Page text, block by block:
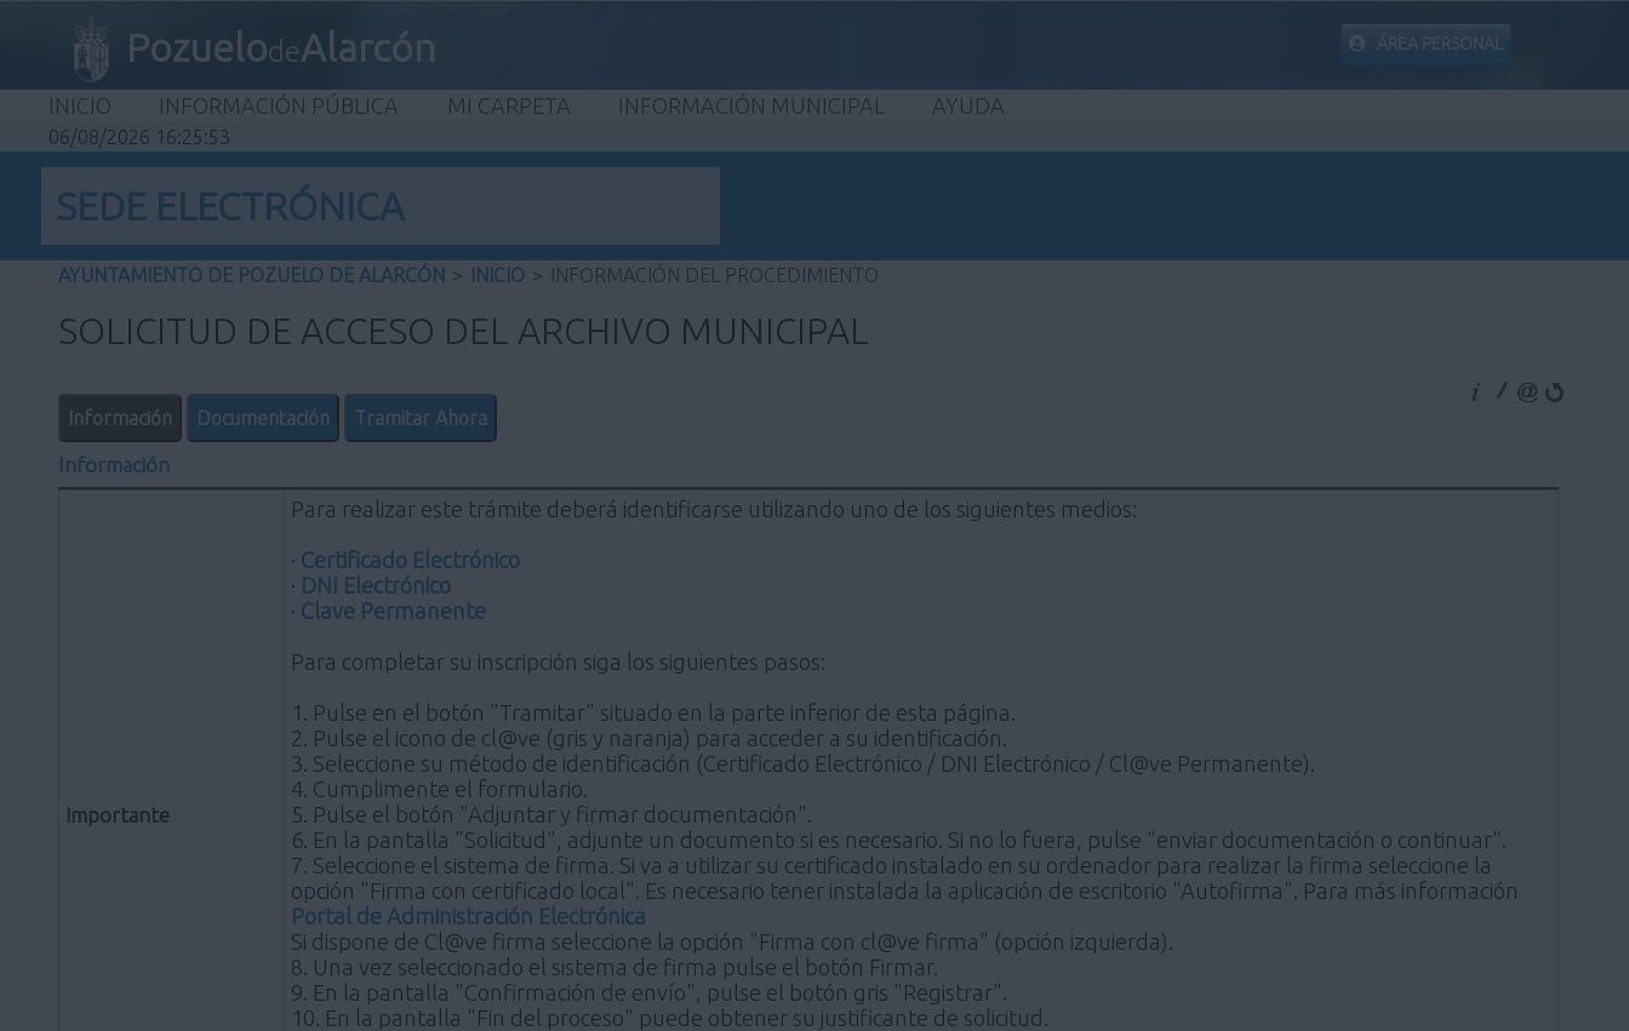
PozuelodeAlarcón ÁREA PERSONAL
INICIO INFORMACIÓN PÚBLICA MI CARPETA INFORMACIÓN MUNICIPAL AYUDA
06/08/2026 16:25:54
SEDE ELECTRÓNICA
AYUNTAMIENTO DE POZUELO DE ALARCÓN > INICIO > INFORMACIÓN DEL PROCEDIMIENTO
SOLICITUD DE ACCESO DEL ARCHIVO MUNICIPAL
Información Documentación Tramitar Ahora
Información
Importante
Para realizar este trámite deberá identificarse utilizando uno de los siguientes medios:
· Certificado Electrónico
· DNI Electrónico
· Clave Permanente
Para completar su inscripción siga los siguientes pasos:
1. Pulse en el botón "Tramitar" situado en la parte inferior de esta página.
2. Pulse el icono de cl@ve (gris y naranja) para acceder a su identificación.
3. Seleccione su método de identificación (Certificado Electrónico / DNI Electrónico / Cl@ve Permanente).
4. Cumplimente el formulario.
5. Pulse el botón "Adjuntar y firmar documentación".
6. En la pantalla "Solicitud", adjunte un documento si es necesario. Si no lo fuera, pulse "enviar documentación o continuar".
7. Seleccione el sistema de firma. Si va a utilizar su certificado instalado en su ordenador para realizar la firma seleccione la
opción "Firma con certificado local". Es necesario tener instalada la aplicación de escritorio "Autofirma". Para más información
Portal de Administración Electrónica
Si dispone de Cl@ve firma seleccione la opción "Firma con cl@ve firma" (opción izquierda).
8. Una vez seleccionado el sistema de firma pulse el botón Firmar.
9. En la pantalla "Confirmación de envío", pulse el botón gris "Registrar".
10. En la pantalla "Fin del proceso" puede obtener su justificante de solicitud.